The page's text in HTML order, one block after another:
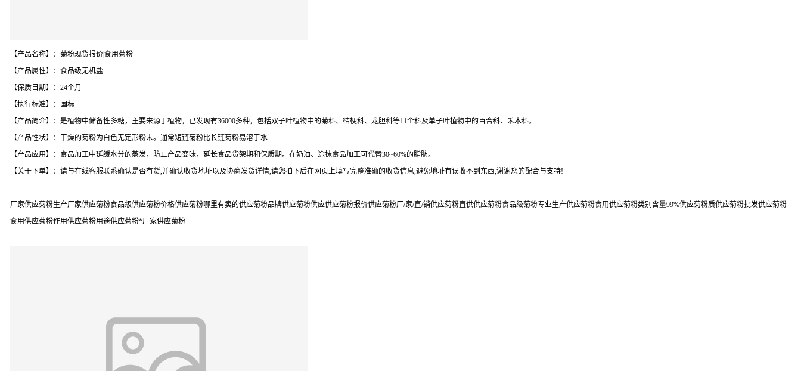
【产品名称】：菊粉现货报价|食用菊粉
【产品属性】：食品级无机盐
【保质日期】：24个月
【执行标准】：国标
【产品简介】：是植物中储备性多糖，主要来源于植物，已发现有36000多种，包括双子叶植物中的菊科、桔梗科、龙胆科等11个科及单子叶植物中的百合科、禾木科。
【产品性状】：干燥的菊粉为白色无定形粉末。通常短链菊粉比长链菊粉易溶于水
【产品应用】：食品加工中延缓水分的蒸发，防止产品变味，延长食品货架期和保质期。在奶油、涂抹食品加工可代替30~60%的脂肪。
【关于下单】：请与在线客服联系确认是否有货,并确认收货地址以及协商发货详情,请您拍下后在网页上填写完整准确的收货信息,避免地址有误收不到东西,谢谢您的配合与支持!
厂家供应菊粉生产厂家供应菊粉食品级供应菊粉价格供应菊粉哪里有卖的供应菊粉品牌供应菊粉供应供应菊粉报价供应菊粉厂/家/直/销供应菊粉直供供应菊粉食品级菊粉专业生产供应菊粉食用供应菊粉类别含量99%供应菊粉质供应菊粉批发供应菊粉
食用供应菊粉作用供应菊粉用途供应菊粉*厂家供应菊粉